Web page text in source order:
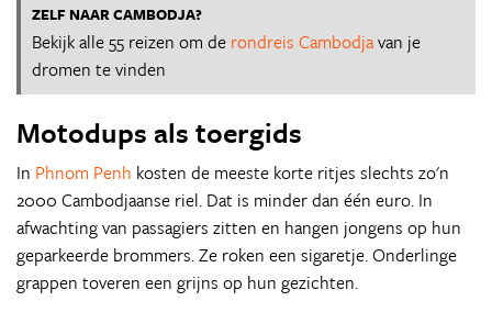
ZELF NAAR CAMBODJA?
Bekijk alle 55 reizen om de rondreis Cambodjavan je
dromen te vinden
Motodups als toergids
In Phnom Penh kosten de meeste korte ritjes slechts zo'n
2000 Cambodjaanse riel. Dat is minder dan één euro. In
afwachting van passagiers zitten en hangen jongens op hun
geparkeerde brommers. Ze roken een sigaretje. Onderlinge
grappen toveren een grijns op hun gezichten.